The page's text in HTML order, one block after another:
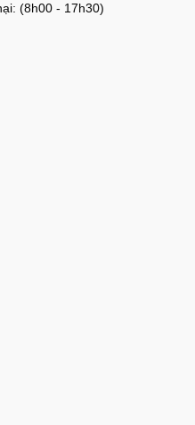
(8h00 - 17h30)